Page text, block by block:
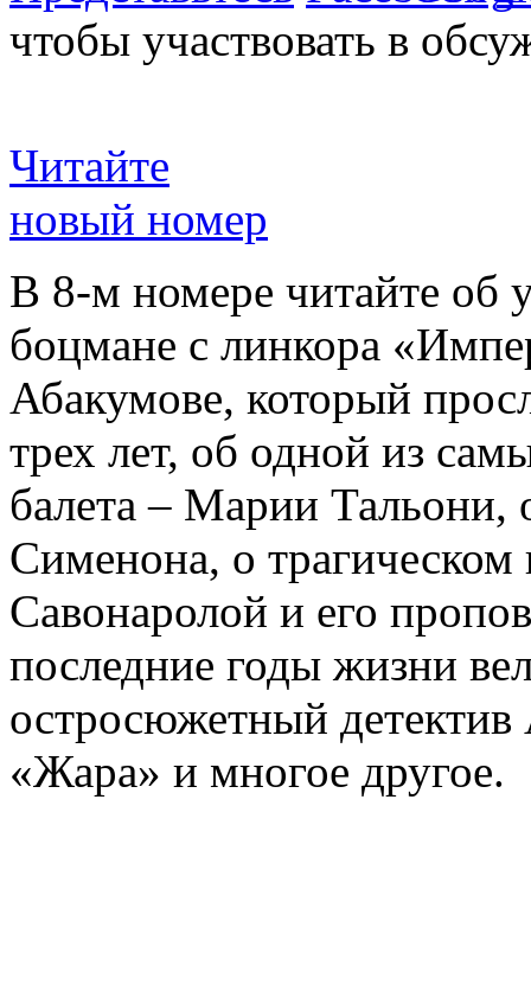
чтобы участвовать в
Читайте
новый номер
В 8-м номере читайте об
боцмане с линкора
Абакумове, который
трех лет, об одной из
балета – Марии
Сименона, о трагическом
Савонаролой и его
последние годы жизни
остросюжетный детектив
«Жара» и многое другое.